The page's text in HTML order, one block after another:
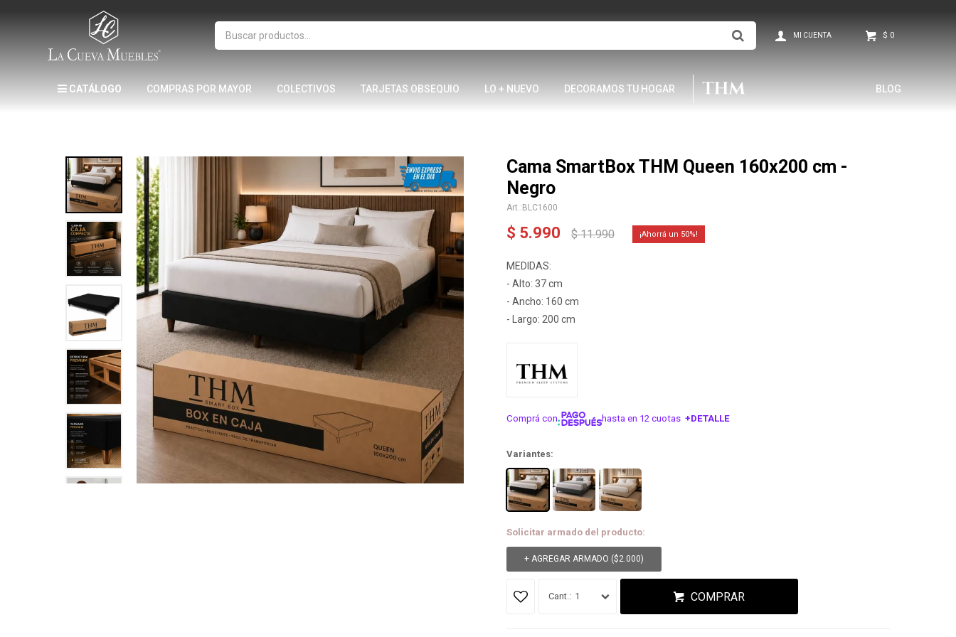
CATÁLOGO COMPRAS POR MAYOR COLECTIVOS TARJETAS OBSEQUIO LO + NUEVO DECORAMOS TU HOGAR BLOG
$ 0
Cama SmartBox THM Queen 160x200 cm -
Negro
BLC1600
$ 5.990 $ 11.990 50
MEDIDAS:
- Alto: 37 cm
- Ancho: 160 cm
- Largo: 200 cm
Comprá con hasta en 12 cuotas +DETALLE
Variantes:
Solicitar armado del producto:
+ AGREGAR ARMADO ($2.000)
1 COMPRAR